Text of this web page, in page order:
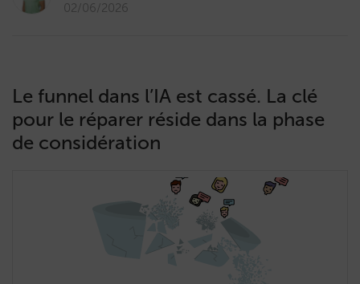
02/06/2026
Le funnel dans l’IA est cassé. La clé
pour le réparer réside dans la phase
de considération